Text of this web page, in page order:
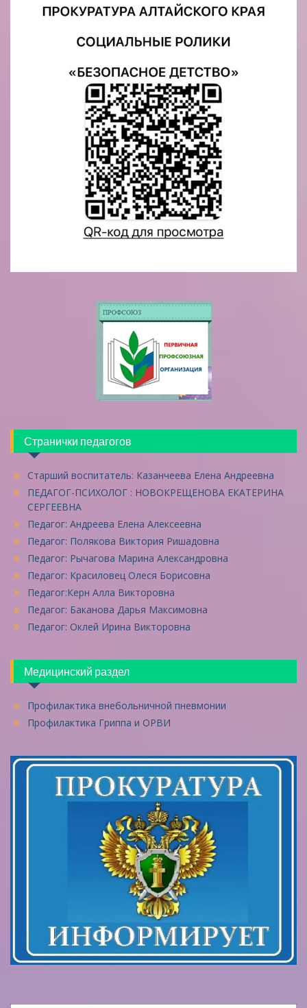
Странички педагогов
Старший воспитатель: Казанчеева Елена Андреевна
ПЕДАГОГ-ПСИХОЛОГ : НОВОКРЕЩЕНОВА ЕКАТЕРИНА
СЕРГЕЕВНА
Педагог: Андреева Елена Алексеевна
Педагог: Полякова Виктория Ришадовна
Педагог: Рычагова Марина Александровна
Педагог: Красиловец Олеся Борисовна
Педагог:Керн Алла Викторовна
Педагог: Баканова Дарья Максимовна
Педагог: Оклей Ирина Викторовна
Медицинский раздел
Профилактика внебольничной пневмонии
Профилактика Гриппа и ОРВИ